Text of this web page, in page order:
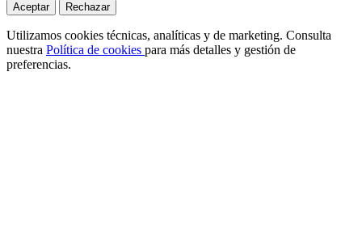
Aceptar
Rechazar
Utilizamos cookies técnicas, analíticas y de marketing. Consulta
nuestra Política de cookies para más detalles y gestión de
preferencias.